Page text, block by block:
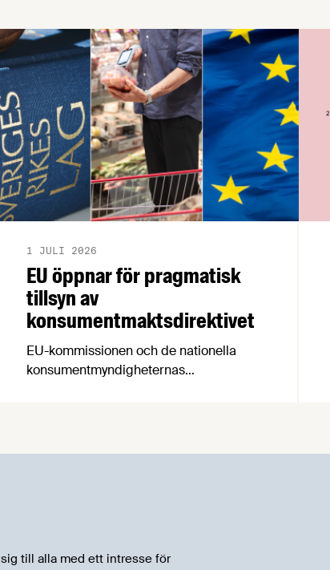
EU öppnar för pragmatisk
tillsyn av
konsumentmaktsdirektivet
1 JULI 2026
EU-kommissionen och de nationella
konsumentmyndigheternas
till alla med ett intresse för